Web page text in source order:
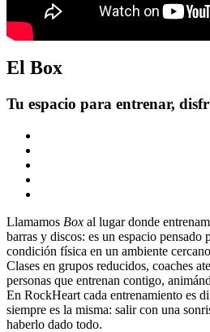
El Box
Tu espacio para entrenar,
Llamamos Box al lugar donde
barras y discos: es un espacio pensado
condición física en un ambiente
Clases en grupos reducidos, coaches
personas que entrenan contigo,
En RockHeart cada entrenamiento es
siempre es la misma: salir con una
haberlo dado todo.